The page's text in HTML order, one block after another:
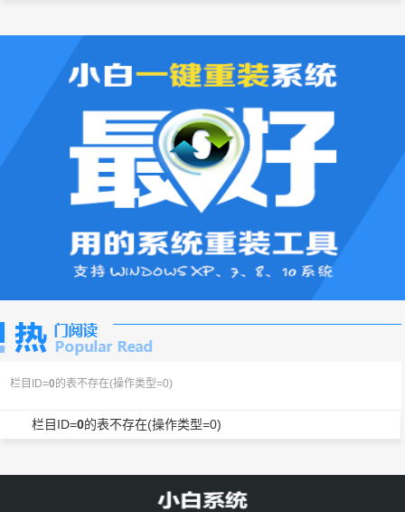
栏目ID=0的表不存在(操作类型=0)
栏目ID=0的表不存在(操作类型=0)